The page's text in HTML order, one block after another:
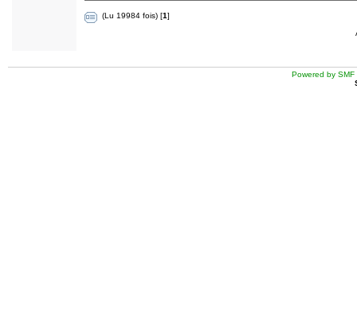
(Lu 19984 fois) [1]
Powered by SMF